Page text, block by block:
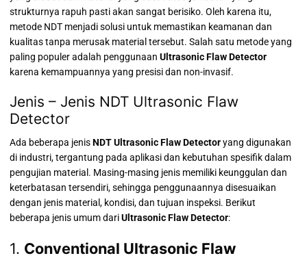
strukturnya rapuh pasti akan sangat berisiko. Oleh karena itu,
metode NDT menjadi solusi untuk memastikan keamanan dan
kualitas tanpa merusak material tersebut. Salah satu metode yang
paling populer adalah penggunaan Ultrasonic Flaw Detector
karena kemampuannya yang presisi dan non-invasif.
Jenis – Jenis NDT Ultrasonic Flaw
Detector
Ada beberapa jenisNDT Ultrasonic Flaw Detectoryang digunakan
di industri, tergantung pada aplikasi dan kebutuhan spesifik dalam
pengujian material. Masing-masing jenis memiliki keunggulan dan
keterbatasan tersendiri, sehingga penggunaannya disesuaikan
dengan jenis material, kondisi, dan tujuan inspeksi. Berikut
beberapa jenis umum dariUltrasonic Flaw Detector:
1. Conventional Ultrasonic Flaw